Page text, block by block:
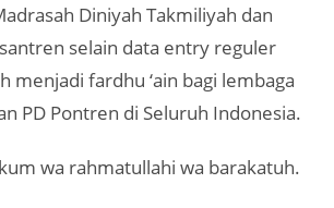
Diniyah Takmiliyah dan
selain data entry reguler
menjadi fardhu ‘ain bagi lembaga
PD Pontren di Seluruh Indonesia.
wa rahmatullahi wa barakatuh.